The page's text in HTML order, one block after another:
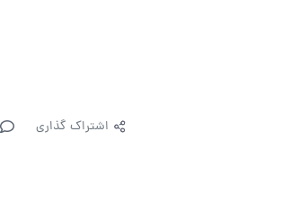
اشتراک گذاری